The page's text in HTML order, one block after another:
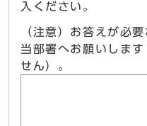
入ください。
（注意）お答えが必
当部署へお願いしま
せん）。